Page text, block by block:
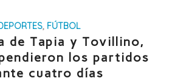
, FÚTBOL
de Tapia y Tovillino,
los partidos
cuatro días